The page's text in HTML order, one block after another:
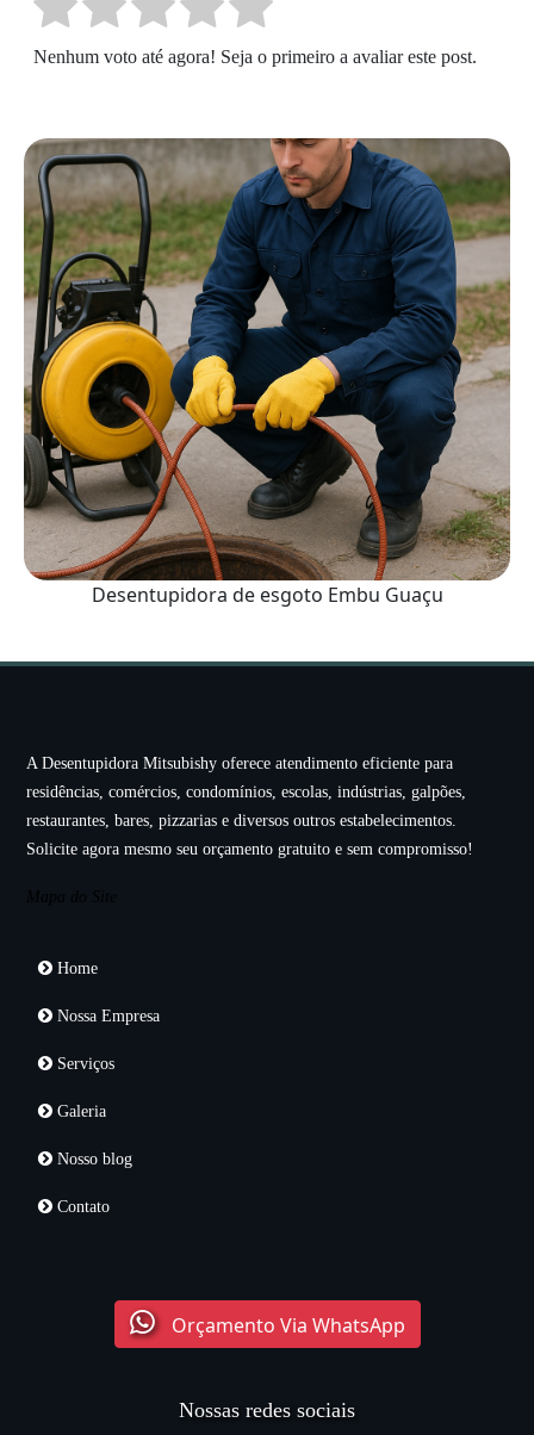
Nenhum voto até agora! Seja o primeiro a avaliar este post.
Desentupidora de esgoto Embu Guaçu
A Desentupidora Mitsubishy oferece atendimento eficiente para
residências, comércios, condomínios, escolas, indústrias, galpões,
restaurantes, bares, pizzarias e diversos outros estabelecimentos.
Solicite agora mesmo seu orçamento gratuito e sem compromisso!
Mapa do Site
Home
Nossa Empresa
Serviços
Galeria
Nosso blog
Contato
Orçamento Via WhatsApp
Nossas redes sociais